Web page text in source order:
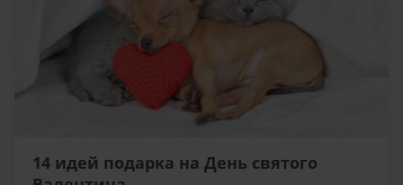
14 идей подарка на День святого